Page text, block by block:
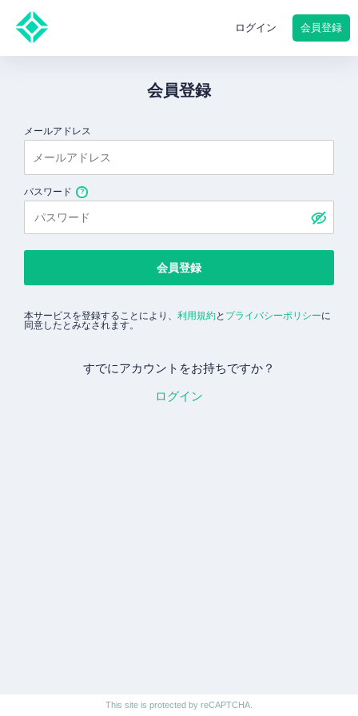
ログイン 会員登録
会員登録
メールアドレス
パスワード
会員登録
本サービスを登録することにより、 利用規約と プライバシーポリシーに
同意したとみなされます。
すでにアカウントをお持ちですか？
ログイン
This site is protected by reCAPTCHA.